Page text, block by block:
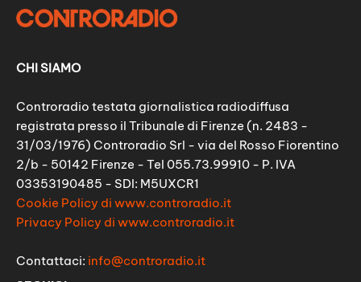
CHI SIAMO
Controradio testata giornalistica radiodiffusa
registrata presso il Tribunale di Firenze (n. 2483 -
31/03/1976) Controradio Srl - via del Rosso Fiorentino
2/b - 50142 Firenze - Tel 055.73.99910 - P. IVA
03353190485 - SDI: M5UXCR1
Cookie Policy di www.controradio.it
Privacy Policy di www.controradio.it
Contattaci: info@controradio.it